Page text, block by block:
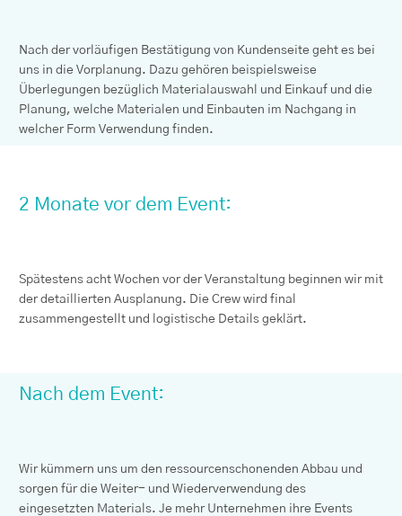
Nach der vorläufigen Bestätigung von Kundenseite geht es bei
uns in die Vorplanung. Dazu gehören beispielsweise
Überlegungen bezüglich Materialauswahl und Einkauf und die
Planung, welche Materialen und Einbauten im Nachgang in
welcher Form Verwendung finden.
2 Monate vor dem Event:
Spätestens acht Wochen vor der Veranstaltung beginnen wir mit
der detaillierten Ausplanung. Die Crew wird final
zusammengestellt und logistische Details geklärt.
Nach dem Event:
Wir kümmern uns um den ressourcenschonenden Abbau und
sorgen für die Weiter- und Wiederverwendung des
eingesetzten Materials. Je mehr Unternehmen ihre Events